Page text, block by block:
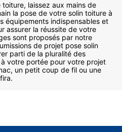
laissez aux mains de
la pose de votre solin toiture à
équipements indispensables et
assurer la réussite de votre
sont proposés par notre
de projet pose solin
parti de la pluralité des
votre portée pour votre projet
un petit coup de fil ou une